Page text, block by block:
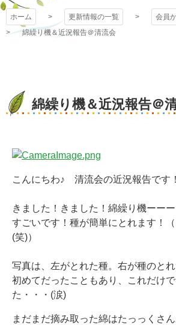
ホーム 更新情報の一覧
会員
綿繰り機＆近況報告＠清流会
綿繰り機＆近況報告＠
こんにちわ♪ 清流会の近況報告です！
きました！きました！綿繰り機ーー
すごいです！種が簡単にとれます！
(笑)）
写真は、左がとれた種。右が種のとれ
初めてだったこともあり、これだけ
た・・・(涙)
まだまだ摘み取った綿はたっっくさ